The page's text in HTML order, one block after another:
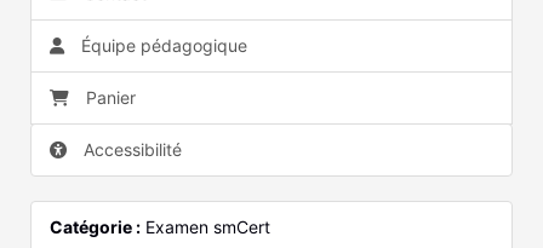
Équipe pédagogique
Panier
Accessibilité
Catégorie : Examen smCert